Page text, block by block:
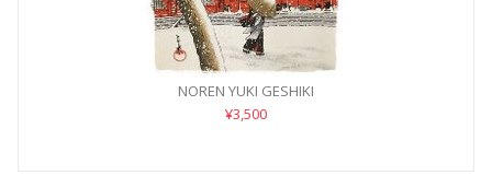
NOREN YUKI GESHIKI
¥3,500